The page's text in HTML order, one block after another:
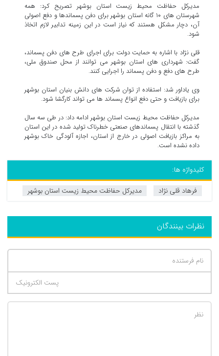
مدیرکل حفاظت محیط زیست استان بوشهر تصریح کرد: همه
شهرستان های ۱۰ گانه استان بوشهر برای دفن پسماندها و دفع اصولی
آن، دچار مشکل هستند که نیاز است در این زمینه تدابیر لازم اتخاذ
شود.
قلی نژاد با اشاره به حمایت دولت برای اجرای طرح های دفن پسماند،
گفت: شهرداری های استان بوشهر می توانند از محل صندوق ملی،
طرح های دفع و دفن پسماند را اجرایی کنند.
وی یاداور شد: استفاده از توان شرکت های دانش بنیان استان بوشهر
برای بازیافت و حتی دفع انواع پسماند ها می تواند کارگشا شود.
مدیرکل حفاظت محیط زیست استان بوشهر ادامه داد: در طی سه سال
گذشته با انتقال پسماندهای صنعتی خطرناک تولید شده در این استان
به مراکز بازیافت اصولی در خارج از استان، اجازه آلودگی خاک بوشهر
داده نشده است.
کلیدواژه ها:
فرهاد قلی نژاد
مدیرکل حفاظت محیط زیست استان بوشهر
نظرات بینندگان